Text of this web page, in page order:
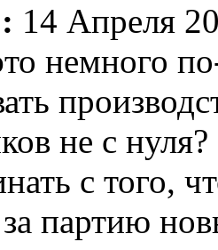
14 Апреля
немного
не с нуля?
с того,
партию